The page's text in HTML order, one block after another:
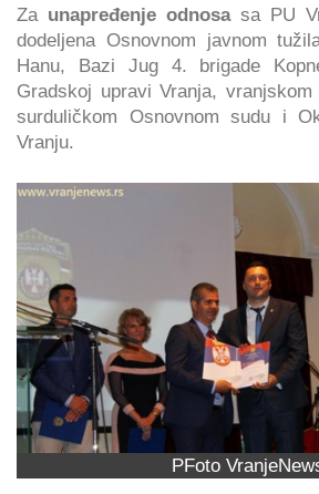
Za unapređenje odnosasa PU
dodeljena Osnovnom javnom
Hanu, Bazi Jug 4. brigade
Gradskoj upravi Vranja,
surduličkom Osnovnom sudu i
Vranju.
PFoto